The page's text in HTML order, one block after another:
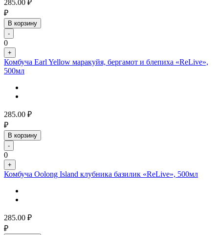
285.00 ₽
₽
В корзину
-
0
+
Комбуча Earl Yellow маракуйя, бергамот и блепиха «ReLive»,
500мл
285.00 ₽
₽
В корзину
-
0
+
Комбуча Oolong Island клубника базилик «ReLive», 500мл
285.00 ₽
₽